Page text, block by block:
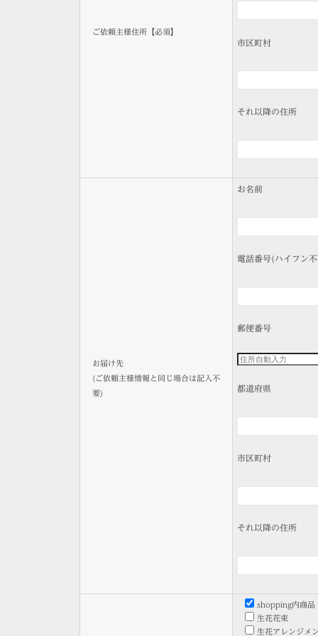
ご依頼主様住所【必須】
市区町村
それ以降の住所
お届け先
(ご依頼主様情報と同じ場合は記入不
要)
お名前
電話番号(ハイフン
郵便番号
都道府県
市区町村
それ以降の住所
shopping内商品
生花花束
生花アレンジメ